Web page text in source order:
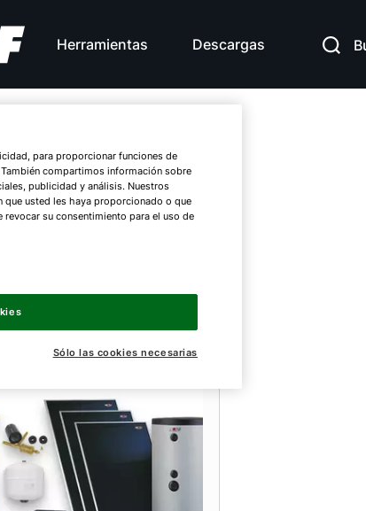
Herramientas Descargas
¡Hola!
para proporcionar funciones de
compartimos información sobre
publicidad y análisis. Nuestros
usted les haya proporcionado o que
su consentimiento para el uso de
Sólo las cookies necesarias